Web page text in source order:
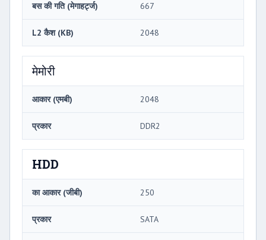
बस की गति (मेगाहर्ट्ज) 667
L2 कैश (KB) 2048
मेमोरी
आकार (एमबी) 2048
प्रकार DDR2
HDD
का आकार (जीबी) 250
प्रकार SATA